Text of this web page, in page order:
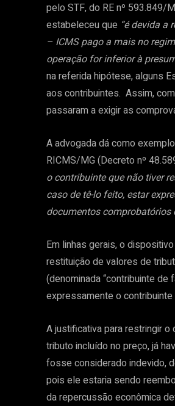
pelo STF, do RE nº 593.849/
estabeleceu que “é devida a
– ICMS pago a mais no
operação for inferior à
na referida hipótese, alguns
aos contribuintes. Assim,
passaram a exigir as
A advogada dá como
RICMS/MG (Decreto nº
o contribuinte que não tiver
caso de tê-lo feito, estar
documentos comprobatórios
Em linhas gerais, o
restituição de valores de
(denominada “contribuinte
expressamente o
A justificativa para restringir
tributo incluído no preço, já
fosse considerado indevido,
pois ele estaria sendo
da repercussão econômica